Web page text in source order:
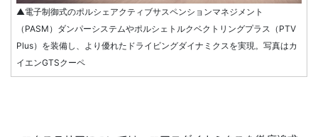
▲電子制御式のポルシェアクティブサスペンションマネジメント
（PASM）ダンパーシステムやポルシェトルクベクトリングプラス（PTV
Plus）を装備し、より優れたドライビングダイナミクスを実現。写真はカ
イエンGTSクーペ